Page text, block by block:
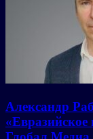
Александр
«Евразийское